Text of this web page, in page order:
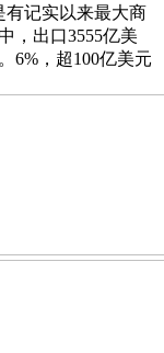
有记实以来最大商
，出口3555亿美
6%，超100亿美元